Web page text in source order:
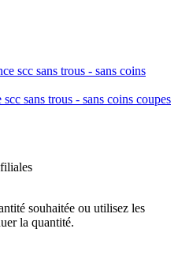
sans trous - sans coins coupes
souhaitée ou utilisez les
la quantité.